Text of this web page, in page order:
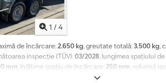
1 / 4
de încărcare:2.650 kg, greutate totală: 3.500 kg,
inspecție (TÜV):03/2028, lungimea spațiului
mm, înălțime spațiu de încărcare: 250 mm, volumul
solicitări telefonice * Remorcă cu două osii, cu